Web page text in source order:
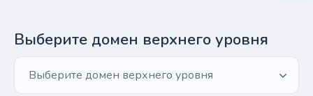
Выберите домен верхнего уровня
Выберите домен верхнего уровня